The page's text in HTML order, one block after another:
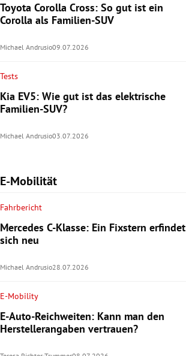
Toyota Corolla Cross: So gut ist ein
Corolla als Familien-SUV
Michael Andrusio09.07.2026
Tests
Kia EV5: Wie gut ist das elektrische
Familien-SUV?
Michael Andrusio03.07.2026
E-Mobilität
Fahrbericht
Mercedes C-Klasse: Ein Fixstern erfindet
sich neu
Michael Andrusio28.07.2026
E-Mobility
E-Auto-Reichweiten: Kann man den
Herstellerangaben vertrauen?